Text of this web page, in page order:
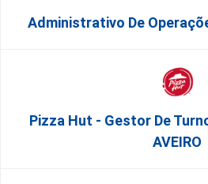
Administrativo De
Pizza Hut - Gestor De
AVEIRO